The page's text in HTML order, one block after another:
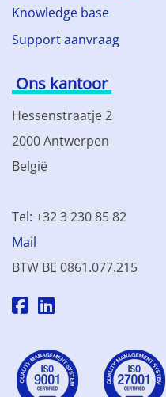
Knowledge base
Support aanvraag
Ons kantoor
Hessenstraatje 2
2000 Antwerpen
België
Tel: +32 3 230 85 82
Mail
BTW BE 0861.077.215